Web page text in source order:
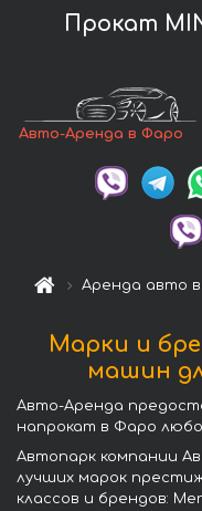
Прокат
Авто-Аренда в Фаро
Аренда авто
Марки и
машин
Авто-Аренда
напрокат в Фаро
Автопарк компании
лучших марок
классов и брендов: